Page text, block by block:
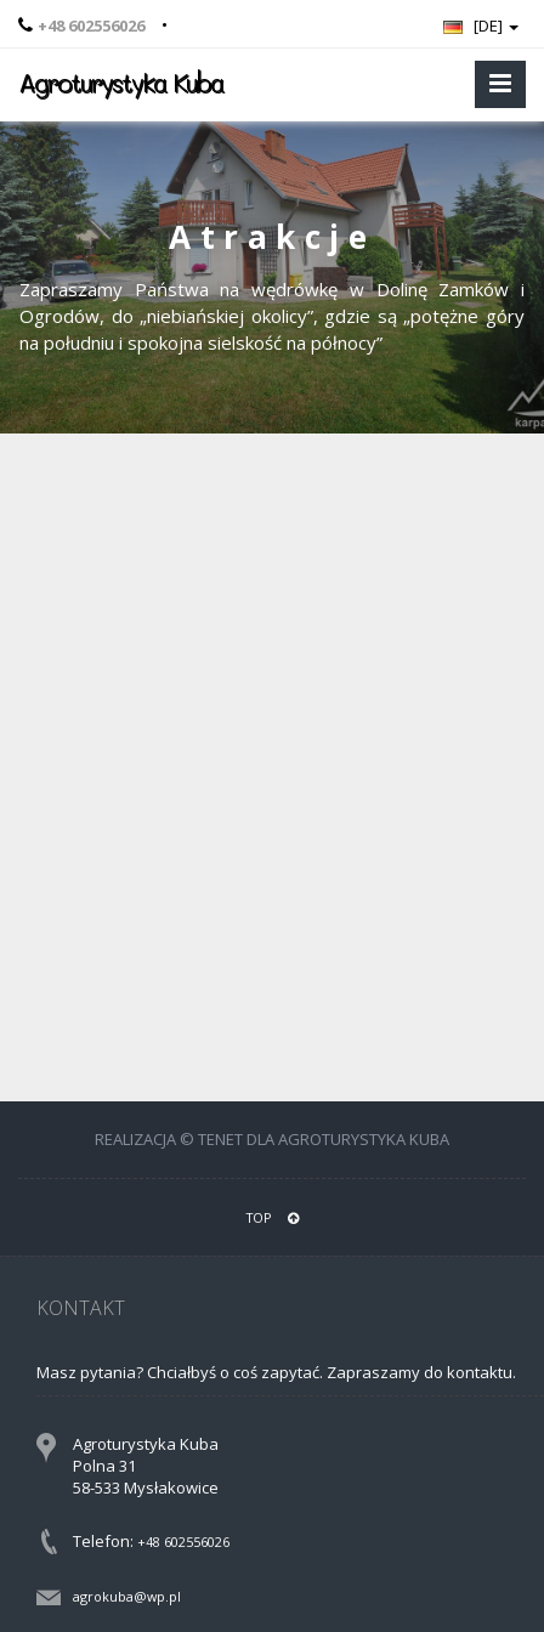
+48 602556026 • [DE]
Agroturystyka Kuba
Atrakcje
Zapraszamy Państwa na wędrówkę w Dolinę Zamków i
Ogrodów, do „niebiańskiej okolicy”, gdzie są „potężne góry
na południu i spokojna sielskość na północy”
REALIZACJA © TENET DLA AGROTURYSTYKA KUBA
TOP
KONTAKT
Masz pytania? Chciałbyś o coś zapytać. Zapraszamy do kontaktu.
Agroturystyka Kuba
Polna 31
58-533 Mysłakowice
Telefon: +48 602556026
agrokuba@wp.pl